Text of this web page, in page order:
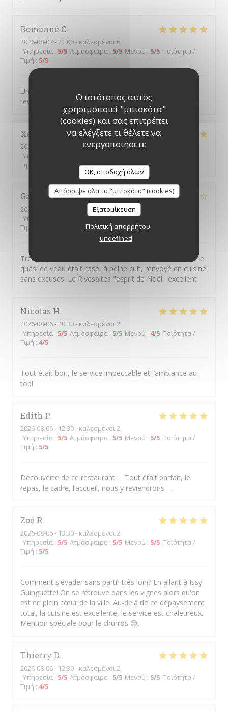
Ο ιστότοπος αυτός
χρησιμοποιεί "μπισκότα"
(cookies) και σας επιτρέπει
να ελέγξετε τι θέλετε να
ενεργοποιήσετε
OK, αποδοχή όλων
Απόρριψε όλα τα "μπισκότα" (cookies)
Εξατομίκευση
Πολιτική απορρήτου
undefined
Romanne C
2026-08-07- 21:00 - καλεσμένοι 6
Υπηρεσία : 5/5 Ατμόσφαιρα : 5/5 Μενού : 5/5 Ποιότητα /
Τιμή : 5/5
Un service au top et des plats excellents, nous
reviendrons !
Xavier
2026-08-07
- 19:30 - καλεσμένοι 4
Υπηρεσία
Τιμή
GaëtaneA
2026-08-07
- 12:30 - καλεσμένοι 1
Υπηρεσία
Ατμόσφαιρα:5/5 Μενού
Τιμή
Très déçue ....Le toast de la burrata avait "oublié" l'ail, le
quasi de veau était rose, à peine cuit, renvoyé en cuisine
sans excuses. Le Rivesaltes "esprit de Noël : excellent
Nicolas H
2026-08-06- 20:30 - καλεσμένοι 2
Υπηρεσία : 5/5 Ατμόσφαιρα : 5/5 Μενού : 4/5 Ποιότητα /
Τιμή : 4/5
Tout était bon, le service impeccable et l’ambiance au
top!
Edith P
2026-08-06- 12:30 - καλεσμένοι 2
Υπηρεσία : 5/5 Ατμόσφαιρα : 5/5 Μενού : 5/5 Ποιότητα /
Τιμή : 5/5
Découverte de ce restaurant … Tout était parfait, le
repas, le cadre, l’accueil, nous y reviendrons …
Zoé R
2026-08-06- 13:30 - καλεσμένοι 2
Υπηρεσία : 5/5 Ατμόσφαιρα : 5/5 Μενού : 5/5 Ποιότητα /
Τιμή : 5/5
Comment s'évader sans partir très loin? En allant à Issy
Guinguette! On se retrouve dans les vignes alors qu'on
est en plein cœur de la ville. Au-delà de ce dépaysement
total, la cuisine est excellente, le service est chaleureux.
Mention spéciale pour le churros 😊.
Thierry D
2026-08-06- 12:30 - καλεσμένοι 2
Υπηρεσία : 5/5 Ατμόσφαιρα : 5/5 Μενού : 5/5 Ποιότητα /
Τιμή : 4/5